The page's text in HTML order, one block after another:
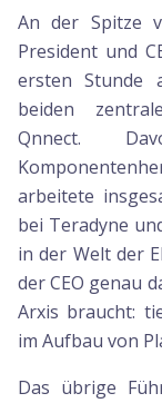
An der Spitze
President und
ersten Stunde
beiden
Qnnect.
arbeitete
bei Teradyne
in der Welt der
der CEO genau
Arxis braucht:
im Aufbau von
Das übrige